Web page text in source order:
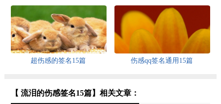
超伤感的签名15篇 伤感qq签名通用15篇
【 流泪的伤感签名15篇】相关文章：